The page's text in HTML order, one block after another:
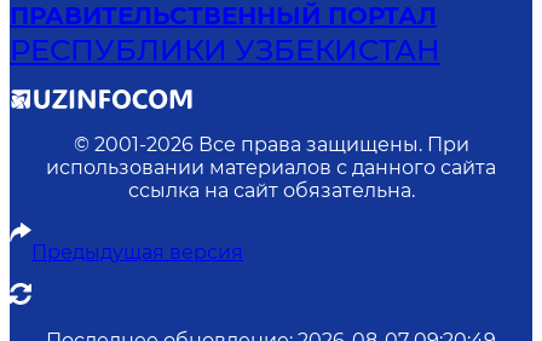
ПРАВИТЕЛЬСТВЕННЫЙ ПОРТАЛ
РЕСПУБЛИКИ УЗБЕКИСТАН
© 2001-2026 Все права защищены. При
использовании материалов с данного сайта
ссылка на сайт обязательна.
Предыдущая версия